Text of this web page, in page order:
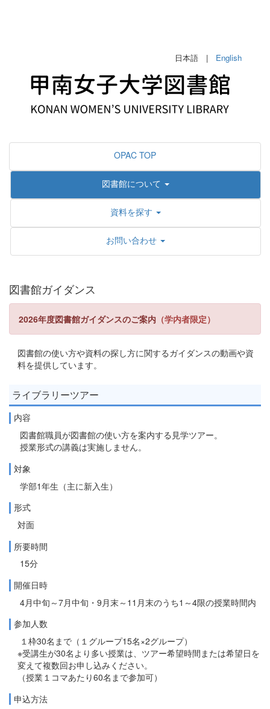
日本語 | English
OPAC TOP
図書館について
資料を探す
お問い合わせ
図書館ガイダンス
2026年度図書館ガイダンスのご案内 （学内者限定）
図書館の使い方や資料の探し方に関するガイダンスの動画や資
料を提供しています。
ライブラリーツアー
内容
図書館職員が図書館の使い方を案内する見学ツアー。
授業形式の講義は実施しません。
対象
学部1年生（主に新入生）
形式
対面
所要時間
15分
開催日時
4月中旬～7月中旬・9月末～11月末のうち1～4限の授業時間内
参加人数
１枠30名まで（１グループ15名×2グループ）
※受講生が30名より多い授業は、ツアー希望時間または希望日を
変えて複数回お申し込みください。
（授業１コマあたり60名まで参加可）
申込方法